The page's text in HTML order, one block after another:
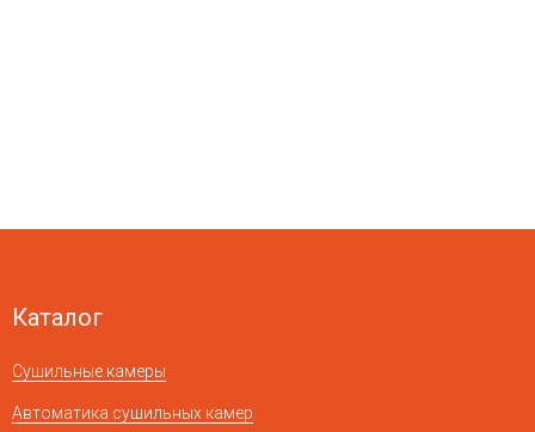
Каталог
Сушильные камеры
Автоматика сушильных камер